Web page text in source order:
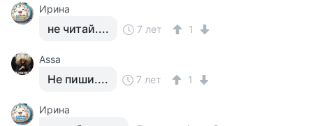
Ирина
не читай.... 7 лет 1
Assa
Не пиши.... 7 лет 1
Ирина